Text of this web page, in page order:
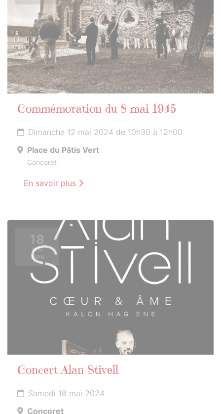
Commémoration du 8 mai 1945
Dimanche 12 mai 2024 de 10h30 à 12h00
Place du Pâtis Vert
Concoret
En savoir plus
18
MAI
2024
Concert Alan Stivell
Samedi 18 mai 2024
Concoret